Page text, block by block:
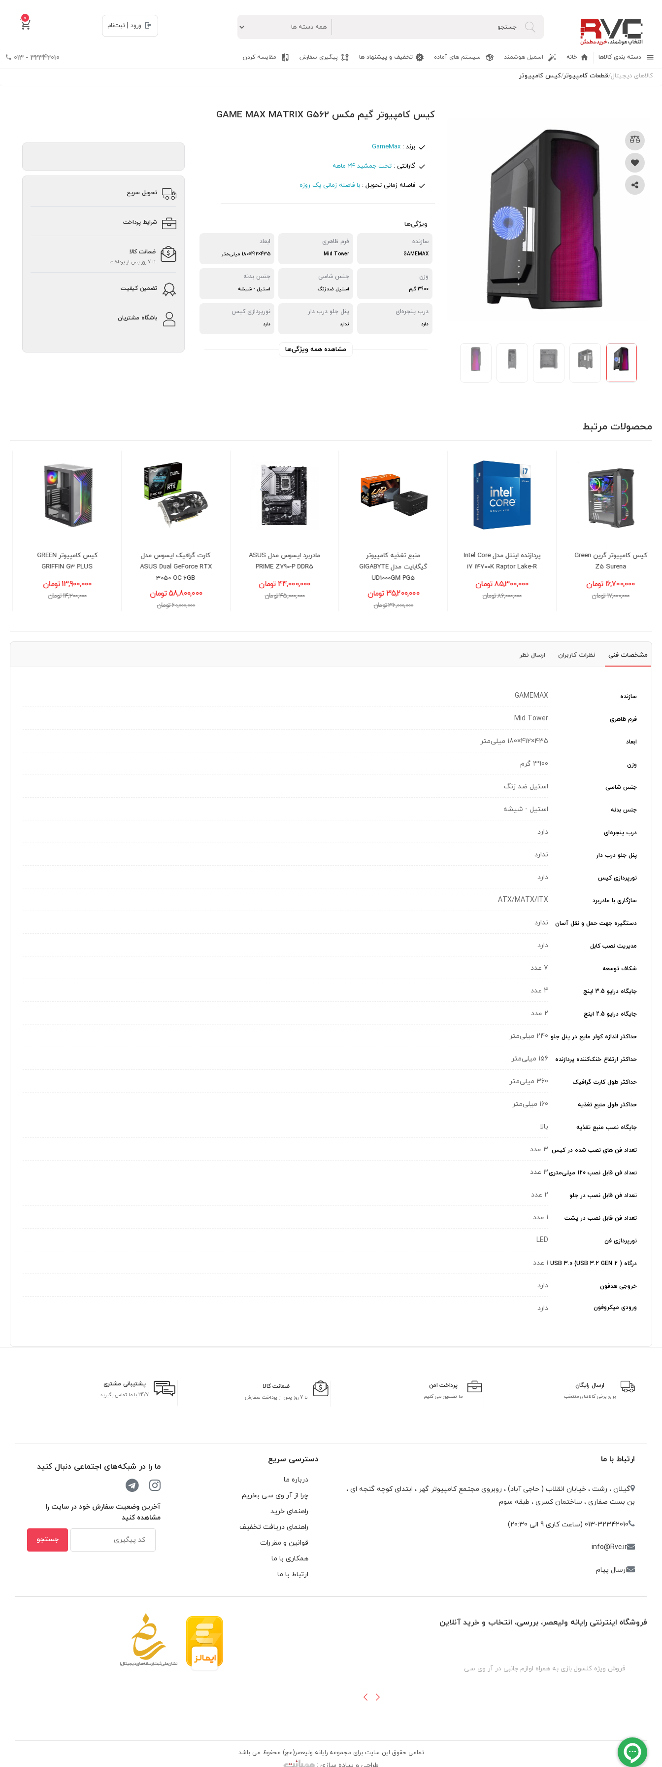
0
ورود
ثبت‌نام
دسته بندی کالاها خانه اسمبل هوشمند سیستم های آماده تخفیف و پیشنهاد ها پیگیری سفارش مقایسه کردن 32342010 - 013
کالاهای دیجیتال/قطعات کامپیوتر/کیس کامپیوتر
کیس کامپیوتر گیم مکس GAME MAX MATRIX G562
برند : GameMax
گارانتی : تخت جمشید 24 ماهه
فاصله زمانی تحویل : با فاصله زمانی یک روزه
ویژگی‌ها
سازنده
GAMEMAX
فرم ظاهری
Mid Tower
ابعاد
435×412×180 میلی‌متر
وزن
3900 گرم
جنس شاسی
استیل ضد زنگ
جنس بدنه
استیل - شیشه
درب پنجره‌ای
دارد
پنل جلو درب دار
ندارد
نورپردازی کیس
دارد
مشاهده همه ویژگی‌ها
تحویل سریع
شرایط پرداخت
ضمانت کالا
تا 7 روز پس از پرداخت
تضمین کیفیت
باشگاه مشتریان
محصولات مرتبط
پردازنده اینتل مدل Intel Core
i7 14700K Raptor Lake-R
85,300,000 تومان
86,000,000 تومان
منبع تغذیه کامپیوتر
گیگابایت مدل GIGABYTE
35,200,000 تومان
مادربرد ایسوس مدل ASUS
PRIME Z790-P DDR5
45,000,000 تومان
کارت گرافیک ایسوس مدل
ASUS Dual GeForce RTX
58,800,000 تومان
کیس کامپیوتر GREEN
GRIFFIN G3 PLUS
14,200,000 تومان
کیس گیمینگ گیم مکس
مدل GAMEMAX Storm 2
9,100,000 تومان
مشخصات فنی نظرات کاربران ارسال نظر
سازنده GAMEMAX
فرم ظاهری Mid Tower
ابعاد 435×412×180 میلی‌متر
وزن 3900 گرم
جنس شاسی استیل ضد زنگ
جنس بدنه استیل - شیشه
درب پنجره‌ای دارد
پنل جلو درب دار ندارد
نورپردازی کیس دارد
سازگاری با مادربرد ATX/MATX/ITX
دستگیره جهت حمل و نقل آسان ندارد
مدیریت نصب کابل دارد
شکاف توسعه 7 عدد
جایگاه درایو 3.5 اینچ 4 عدد
جایگاه درایو 2.5 اینچ 2 عدد
حداکثر اندازه کولر‌ مایع در پنل جلو 240 میلی‌متر
حداکثر ارتفاع خنک‌کننده پردازنده 156 میلی‌متر
حداکثر طول کارت گرافیک 360 میلی‌متر
حداکثر طول منبع تغذیه 160 میلی‌متر
جایگاه نصب منبع تغذیه بالا
تعداد فن های نصب شده در کیس 3 عدد
تعداد فن قابل نصب 120 میلی‌متری 3 عدد
تعداد فن قابل نصب در جلو 2 عدد
تعداد فن قابل نصب در پشت 1 عدد
نورپردازی فن LED
درگاه USB 3.0 (USB 3.2 GEN 2 ) 1 عدد
خروجی هدفون دارد
ورودی میکروفون دارد
ارسال رایگان
برای برخی کالاهای منتخب
پرداخت امن
ما تضمین می کنیم
ضمانت کالا
تا 7 روز پس از پرداخت سفارش
پشتیبانی مشتری
24/7 با ما تماس بگیرید
ارتباط با ما
گیلان ، رشت ، خيابان انقلاب ( حاجی آباد) ، روبروی مجتمع كامپيوتر گهر ، ابتدای كوچه گنجه ای ،
بن بست صفاری ، ساختمان كسری ، طبقه سوم
013-32342010 (ساعت کاری 9 الی 20:30)
info@Rvc.ir
ارسال پیام
دسترسی سریع
درباره ما
چرا از آر وی سی بخریم
راهنمای خرید
راهنمای دریافت تخفیف
قوانین و مقررات
همکاری با ما
ارتباط با ما
ما را در شبکه‌های اجتماعی دنبال کنید
آخرین وضعیت سفارش خود در سایت را
مشاهده کنید
فروشگاه اینترنتی رایانه ولیعصر، بررسی، انتخاب و خرید آنلاین
فروش ویژه کنسول بازی به همراه لوازم جانبی در آر وی سی هارهای اینترنال مخصوص دوربین های مدار بسته در ظرفیتهای مختلف
تمامی حقوق این سایت برای مجموعه رایانه ولیعصر(عج) محفوظ می باشد
طراحی و پیاده سازی :